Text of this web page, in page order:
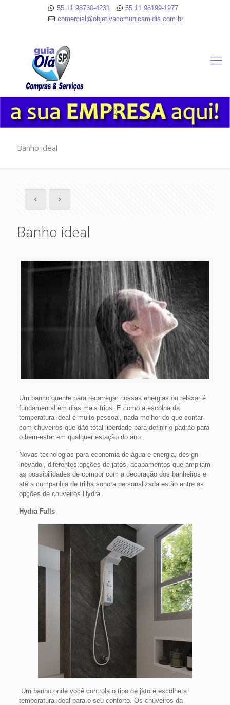
55 11 98730-4231
55 11 98199-1977
comercial@objetivacomunicamidia.com.br
Banho ideal
Banho ideal
Um banho quente para recarregar nossas energias ou relaxar é
fundamental em dias mais frios. E como a escolha da
temperatura ideal é muito pessoal, nada melhor do que contar
com chuveiros que dão total liberdade para definir o padrão para
o bem-estar em qualquer estação do ano.
Novas tecnologias para economia de água e energia, design
inovador, diferentes opções de jatos, acabamentos que ampliam
as possibilidades de compor com a decoração dos banheiros e
até a companhia de trilha sonora personalizada estão entre as
opções de chuveiros Hydra.
Hydra Falls
Um banho onde você controla o tipo de jato e escolhe a
temperatura ideal para o seu conforto. Os chuveiros da